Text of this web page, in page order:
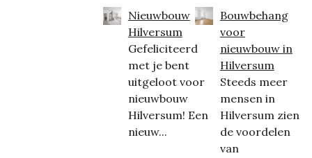
Nieuwbouw
Hilversum
Gefeliciteerd
met je bent
uitgeloot voor
nieuwbouw
Hilversum! Een
nieuw...
Bouwbehang
voor
nieuwbouw in
Hilversum
Steeds meer
mensen in
Hilversum zien
de voordelen
van